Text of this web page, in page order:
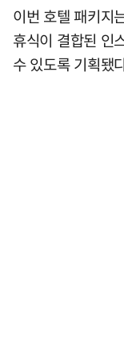
이번 호텔 패키지
휴식이 결합된 인
수 있도록 기획됐